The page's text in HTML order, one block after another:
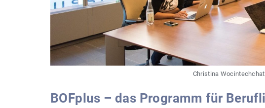
Christina
BOFplus – das Programm für